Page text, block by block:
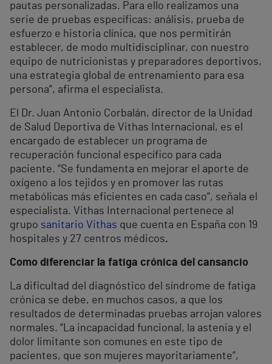
pautas personalizadas. Para ello realizamos una
serie de pruebas específicas: análisis, prueba de
esfuerzo e historia clínica, que nos permitirán
establecer, de modo multidisciplinar, con nuestro
equipo de nutricionistas y preparadores deportivos,
una estrategia global de entrenamiento para esa
persona”, afirma el especialista.
El Dr. Juan Antonio Corbalán, director de la Unidad
de Salud Deportiva de Vithas Internacional, es el
encargado de establecer un programa de
recuperación funcional específico para cada
paciente. “Se fundamenta en mejorar el aporte de
oxígeno a los tejidos y en promover las rutas
metabólicas más eficientes en cada caso”, señala el
especialista. Vithas Internacional pertenece al
grupo sanitario Vithas que cuenta en España con 19
hospitales y 27 centros médicos.
Como diferenciar la fatiga crónica del cansancio
La dificultad del diagnóstico del síndrome de fatiga
crónica se debe, en muchos casos, a que los
resultados de determinadas pruebas arrojan valores
normales. “La incapacidad funcional, la astenia y el
dolor limitante son comunes en este tipo de
pacientes, que son mujeres mayoritariamente”,